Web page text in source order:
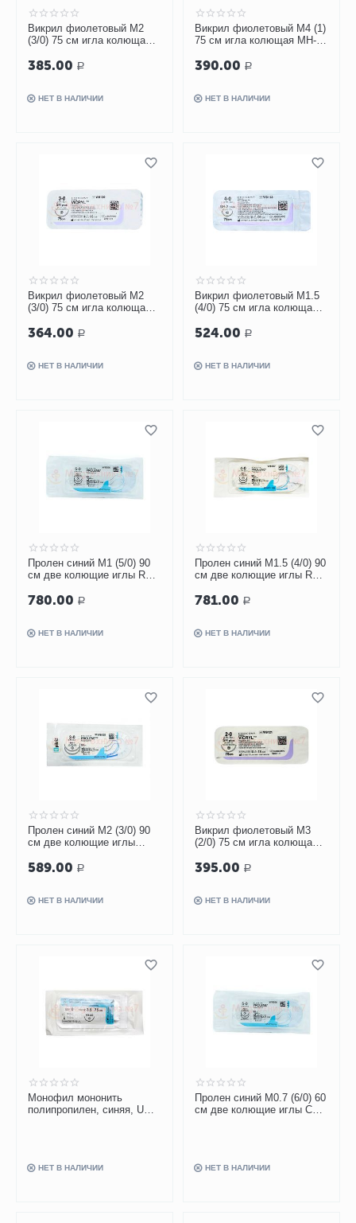
Викрил фиолетовый M2
(3/0) 75 см игла колющая
385.00 Р
НЕТ В НАЛИЧИИ
Викрил фиолетовый М4 (1)
75 см игла колющая MH-1
390.00 Р
НЕТ В НАЛИЧИИ
Викрил фиолетовый М2
(3/0) 75 см игла колющая
арт. W9120
364.00 Р
НЕТ В НАЛИЧИИ
Викрил фиолетовый М1.5
(4/0) 75 см игла колющая
арт. W9113
524.00 Р
НЕТ В НАЛИЧИИ
Пролен синий М1 (5/0) 90
см две колющие иглы RB-
780.00 Р
НЕТ В НАЛИЧИИ
Пролен синий М1.5 (4/0) 90
см две колющие иглы RB-
781.00 Р
НЕТ В НАЛИЧИИ
Пролен синий М2 (3/0) 90
см две колющие иглы
589.00 Р
НЕТ В НАЛИЧИИ
Викрил фиолетовый М3
(2/0) 75 см игла колющая
арт. W9121
395.00 Р
НЕТ В НАЛИЧИИ
Монофил мононить
полипропилен, синяя, USP
НЕТ В НАЛИЧИИ
Пролен синий М0.7 (6/0) 60
см две колющие иглы CC-
НЕТ В НАЛИЧИИ